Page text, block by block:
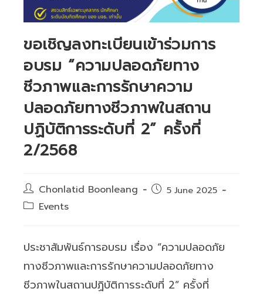
ขอเชิญลงทะเบียนเข้าร่วมการ
อบรม “ความปลอดภัยทาง
ชีวภาพและการรักษาความ
ปลอดภัยทางชีวภาพในสถาน
ปฏิบัติการระดับที่ 2” ครั้งที่
2/2568
Post
author:
Chonlatid Boonleang
Post5 June 2025
PostEvents
ประชาสัมพันธ์การอบรม เรื่อง “ความปลอดภัย
ทางชีวภาพและการรักษาความปลอดภัยทาง
ชีวภาพในสถานปฏิบัติการระดับที่ 2” ครั้งที่